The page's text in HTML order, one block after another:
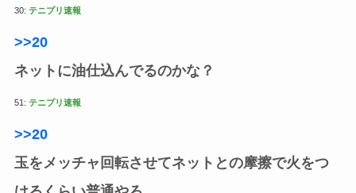
30: テニプリ速報
>>20
ネットに油仕込んでるのかな？
51: テニプリ速報
>>20
玉をメッチャ回転させてネットとの摩擦で火をつ